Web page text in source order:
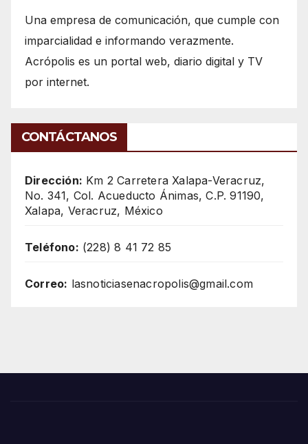
Una empresa de comunicación, que cumple con
imparcialidad e informando verazmente.
Acrópolis es un portal web, diario digital y TV
por internet.
CONTÁCTANOS
Dirección: Km 2 Carretera Xalapa-Veracruz,
No. 341, Col. Acueducto Ánimas, C.P. 91190,
Xalapa, Veracruz, México
Teléfono: (228) 8 41 72 85
Correo: lasnoticiasenacropolis@gmail.com